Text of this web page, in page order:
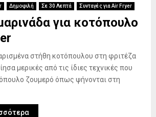
Δημοφιλή Σε 30 Λεπτά Συνταγές για Air Fryer
για κοτόπουλο
στήθη κοτόπουλου στη φριτέζα
μερικές από τις ίδιες τεχνικές που
ζουμερό όπως ψήνονται στη